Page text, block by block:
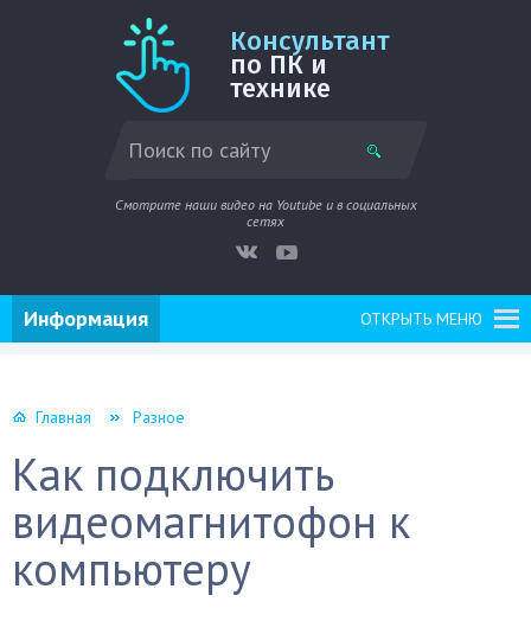
Консультант
по ПК и
технике
Смотрите наши видео на Youtube и в социальных
сетях
ОТКРЫТЬ МЕНЮ
Информация
Главная Разное
Как подключить
видеомагнитофон к
компьютеру